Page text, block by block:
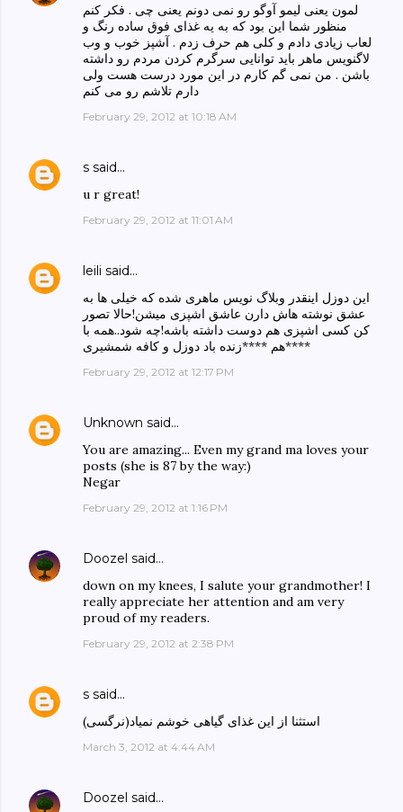
لمون یعنی لیمو آوگو رو نمی دونم یعنی چی . فکر کنم
منظور شما این بود که به یه غذای فوق ساده رنگ و
لعاب زیادی دادم و کلی هم حرف زدم . آشپز خوب و وب
لاگنویس ماهر باید توانایی سرگرم کردن مردم رو داشته
باشن . من نمی گم کارم در این مورد درست هست ولی
دارم تلاشم رو می کنم
February 29, 2012 at 10:18 AM
s said…
u r great!
February 29, 2012 at 11:01 AM
leili said…
این دوزل اینقدر وبلاگ نویس ماهری شده که خیلی ها به
عشق نوشته هاش دارن عاشق اشپزی میشن!حالا تصور
کن کسی اشپزی هم دوست داشته باشه!چه شود..همه با
هم ****زنده باد دوزل و کافه شمشیری****
February 29, 2012 at 12:17 PM
Unknown said…
You are amazing... Even my grand ma loves your
posts (she is 87 by the way:)
Negar
February 29, 2012 at 1:16 PM
Doozel said…
down on my knees, I salute your grandmother! I
really appreciate her attention and am very
proud of my readers.
February 29, 2012 at 2:38 PM
s said…
استثنا از این غذای گیاهی خوشم نمیاد(نرگسی)
March 3, 2012 at 4:44 AM
Doozel said…